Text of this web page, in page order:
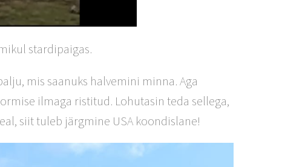
stardipaigas.
mis saanuks halvemini minna. Aga
ilmaga ristitud. Lohutasin teda sellega,
siit tuleb järgmine USA koondislane!